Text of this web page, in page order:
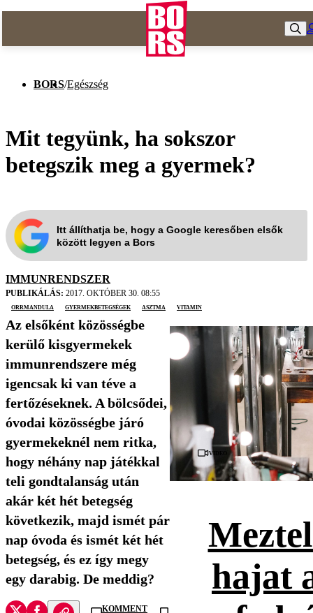
BORS/Egészség
Mit tegyünk, ha sokszor
betegszik meg a gyermek?
Itt állíthatja be, hogy a Google keresőben elsők
között legyen a Bors
IMMUNRENDSZER
PUBLIKÁLÁS: 2017. OKTÓBER 30. 08:55
orrmandula
gyermekbetegségek asztma vitamin
Az elsőként közösségbe
kerülő kisgyermekek
immunrendszere még
igencsak ki van téve a
fertőzéseknek. A bölcsődei,
óvodai közösségbe járó
gyermekeknél nem ritka,
hogy néhány nap játékkal
teli gondtalanság után
akár két hét betegség
következik, majd ismét pár
nap óvoda és ismét két hét
betegség, és ez így megy
egy darabig. De meddig?
KOMMENT
Videó
hajat